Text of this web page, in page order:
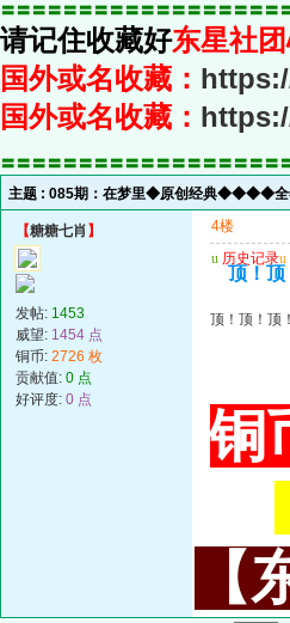
〓〓〓〓〓〓〓〓〓〓〓〓〓〓〓〓〓〓
请记住收藏好东星社
国外或名收藏：
国外或名收藏：
〓〓〓〓〓〓〓〓〓〓〓〓〓〓〓〓〓〓
主题 : 085期：在梦里◆原创经典
【糖糖七肖 】
发帖: 1453
威望: 1454 点
铜币: 2726 枚
贡献值: 0 点
好评度: 0 点
4楼
u 历史记录u
顶！顶
顶！顶！顶
铜